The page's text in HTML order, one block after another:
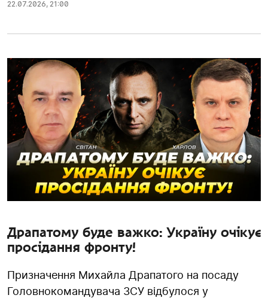
22.07.2026, 21:00
Драпатому буде важко: Україну очікує
просідання фронту!
Призначення Михайла Драпатого на посаду
Головнокомандувача ЗСУ відбулося у